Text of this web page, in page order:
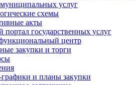
муниципальных услуг
схемы
акты
государственных услуг
центр
закупки и торги
и планы закупки